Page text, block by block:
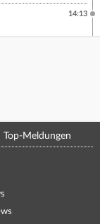
14:13
Top-Meldungen